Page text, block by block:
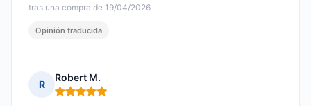
tras una compra de 19/04/2026
Opinión traducida
R
Robert M.
Nota: 5 de 5